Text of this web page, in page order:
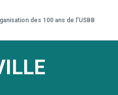
des 100 ans de l’USBB